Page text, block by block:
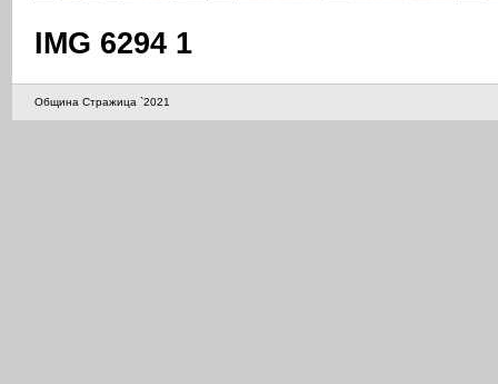
IMG 6294 1
Община Стражица `2021